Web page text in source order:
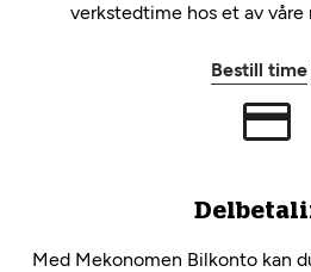
verkstedtime hos et av våre
Bestill time
Med Mekonomen Bilkonto kan